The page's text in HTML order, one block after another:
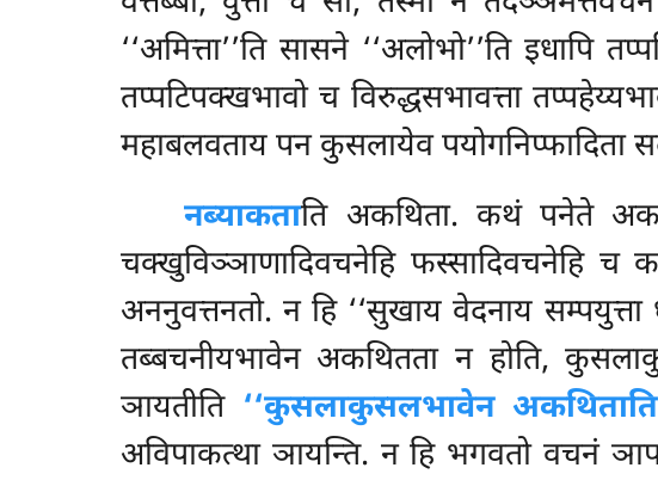
‘‘अमित्ता’’ति सासने ‘‘अलोभो’’ति
तप्पटिपक्खभावो च विरुद्धसभावत्ता
महाबलवताय पन कुसलायेव
नब्याकताति अकथिता. कथं पनेते
चक्खुविञ्ञाणादिवचनेहि फस्सादिवचनेहि च
अननुवत्तनतो. न हि ‘‘सुखाय वेदनाय सम्पयुत्ता
तब्बचनीयभावेन अकथितता न होति,
ञायतीति ‘‘कुसलाकुसलभावेन अकथिताति
अविपाकत्था ञायन्ति. न हि भगवतो वचनं